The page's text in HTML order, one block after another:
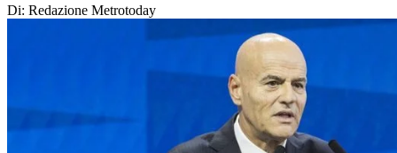
Di: Redazione Metrotoday